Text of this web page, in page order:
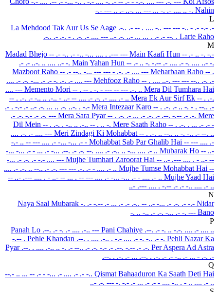
Nahin
-.- --- .. .- ..-. ... --- ... -. .- .... .. -.
L
La Mehdood Tak Aur Us Se Aage .-.. .- -- . .... -.. --- --- -.. - .- -.- .-
..- .-. ..- ... ... . .- .- --. . Larte Raho
.-.. .- .-. - . .-. .- .... ---
M
Madad Bhejo -- .- -.. .- -.. -... .... . .--- --- Main Kaafi Hun -- .- .. -. -.-
.- .- ..-. .. .... ..- -. Main Yahan Hun -- .- .. -. -.-- .- .... .- -. .... ..- -.
Mazboot Raho -- .- --.. -... --- --- - .-. .- .... --- Meharbaan Raho -- .
.... .- .-. -... .- .- -. .-. .- .... --- Mehfooz Raho -- . .... ..-. --- --- --.. .-. .-
.... --- Memento Mori -- . -- . -. - --- -- --- .-. .. Mera Dil Tumhara Hai
-- . .-. .- -.. .. .-.. - ..- -- .... .- .-. .- .... .- .. Mera Ek Aur Sirf Ek -- . .-.
.- . -.- .- ..- .-. ... .. .-. ..-. . -.- Mera Intezaar Karo -- . .-. .- .. -. - . --.. .-
.- .-. -.- .- .-. --- Mera Sara Pyar-- . .-. .- ... .- .-. .- .--. -.-- .- .-. Mere
Dil Mein -- . .-. . -.. .. .-.. -- . .. -. Mere Saath Raho -- . .-. . ... .- .- -
.... .-. .- .... --- Meri Zindagi Ki Mohabbat -- . .-. .. --.. .. -. -.. .- --. ..
-.- .. -- --- .... .- -... -... .- - Mohabbat Sab Par Ghalib Hai -- --- .... .-
-... -... .- - ... .- -... .--. .- .-. --. .... .- .-.. .. -... .... .- .. Mubarak Ho -- ..-
-... .- .-. .- -.- .... --- Mujhe Tumhari Zaroorat Hai -- ..- .--- .... . - ..- --
.... .- .-. .. --.. .- .-. --- --- .-. .- - .... .- .. Mujhe Tumse Mohabbat Hai --
..- .--- .... . - ..- -- ... . -- --- .... .- -... -... .- - .... .- .. Mujhe Yaad Hai
--
..- .--- .... . -.-- .- .- -.. .... .- ..
N
Naya Saal Mubarak -. .- -.-- .- ... .- .- .-.. -- ..- -... .- .-. .- -.- Nidar
Bano
-. .. -.. .- .-. -... .- -. ---
P
Panah Lo .--. .- -. .- .... .-.. --- Pani Chahiye .--. .- -. .. -.-. .... .- .... ..
-.-- . Pehle Khandan .--. . .... .-.. . -.- .... .- -. -.. .- -. Pehli Nazar Ka
Pyar .--. . .... .-.. .. -. .- --.. .- .-. -.- .- .--. -.-- .- .-. Per Aspera Ad Astra
.--. . .-. .- ... .--. . .-. .- .- -.. .- ... - .-. .-
Q
Qismat Bahaaduron Ka Saath Deti Hai
--.- .. ... -- .- - -... .- .... .- .- -..
..- .-. --- -. -.- .- ... .- .- - .... -.. . - .. .... .- ..